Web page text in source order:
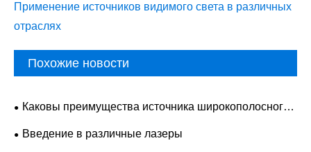
Применение источников видимого света в различных
отраслях
Похожие новости
Каковы преимущества источника широкополосного
света ASE по сравнению с обычными источниками?
Введение в различные лазеры